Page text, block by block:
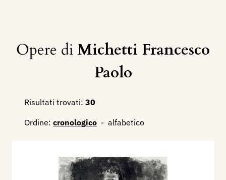
Opere diMichetti Francesco
Paolo
Risultati trovati: 30
Ordine: cronologico - alfabetico